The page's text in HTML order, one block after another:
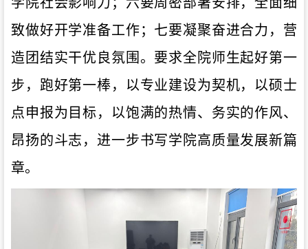
致做好开学准备工作；七要凝聚奋进合力，营
造团结实干优良氛围。 要求全院师生起好第一
步，跑好第一棒，以专业建设为契机， 以硕士
点申报为目标，以饱满的热情、务实的作风、
昂扬的斗志， 进一步书写学院高质量发展新篇
章。